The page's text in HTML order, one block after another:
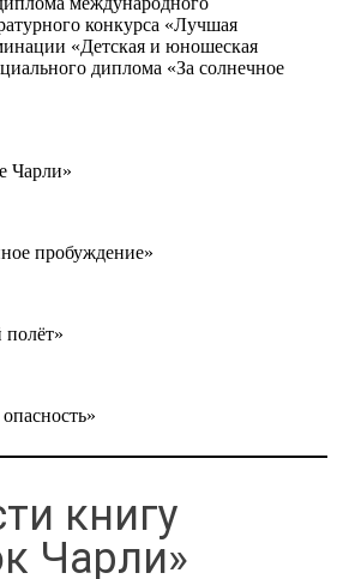
конкурса «Лучшая
«Детская и юношеская
диплома «За солнечное
Чарли»
пробуждение»
книгу
Чарли»